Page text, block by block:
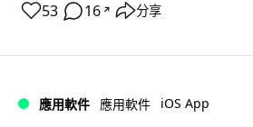
53 16 ↗ 分享
應用軟件 應用軟件 iOS App